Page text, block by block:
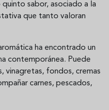
quinto sabor, asociado a la
que tanto valoran
ha encontrado un
contemporánea. Puede
vinagretas, fondos, cremas
carnes, pescados,